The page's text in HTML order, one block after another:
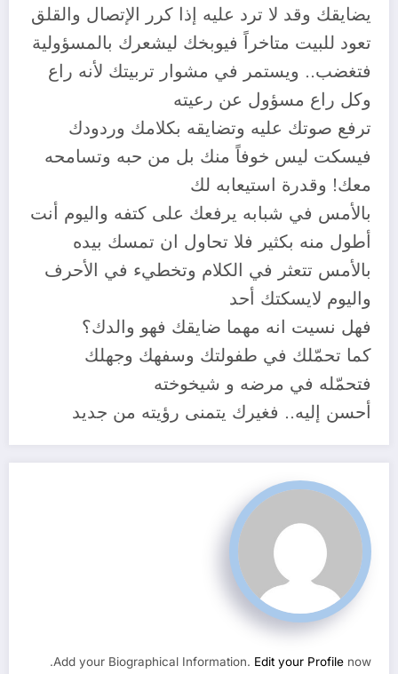
يضايقك وقد لا ترد عليه إذا كرر الإتصال والقلق
تعود للبيت متاخراً فيوبخك ليشعرك بالمسؤولية
فتغضب.. ويستمر في مشوار تربيتك لأنه راع
وكل راع مسؤول عن رعيته
ترفع صوتك عليه وتضايقه بكلامك وردودك
فيسكت ليس خوفاً منك بل من حبه وتسامحه
معك! وقدرة استيعابه لك
بالأمس في شبابه يرفعك على كتفه واليوم أنت
أطول منه بكثير فلا تحاول ان تمسك بيده
بالأمس تتعثر في الكلام وتخطيء في الأحرف
واليوم لايسكتك أحد
فهل نسيت انه مهما ضايقك فهو والدك؟
كما تحمّلك في طفولتك وسفهك وجهلك
فتحمّله في مرضه و شيخوخته
أحسن إليه.. فغيرك يتمنى رؤيته من جديد
Add your Biographical Information. Edit your Profile now.